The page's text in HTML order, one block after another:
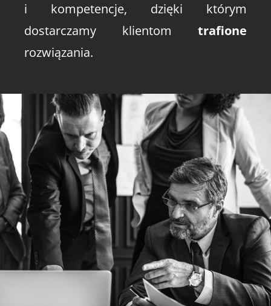
i kompetencje, dzięki którym
dostarczamy klientom trafione
rozwiązania.